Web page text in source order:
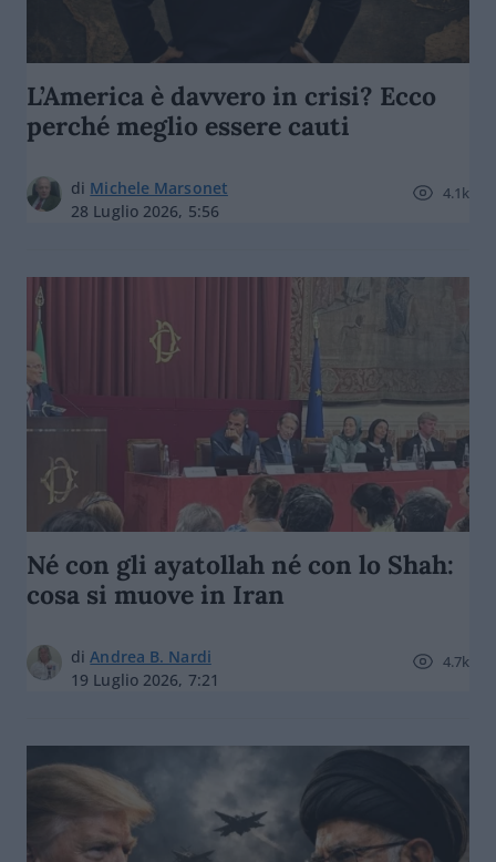
L’America è davvero in crisi? Ecco
perché meglio essere cauti
di Michele Marsonet
28 Luglio 2026, 5:56
4.1k
Né con gli ayatollah né con lo Shah:
cosa si muove in Iran
diAndrea B. Nardi
19 Luglio 2026, 7:21
4.7k